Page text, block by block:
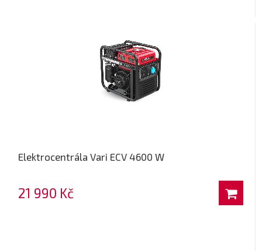
Elektrocentrála Vari ECV 4600 W
21 990 Kč